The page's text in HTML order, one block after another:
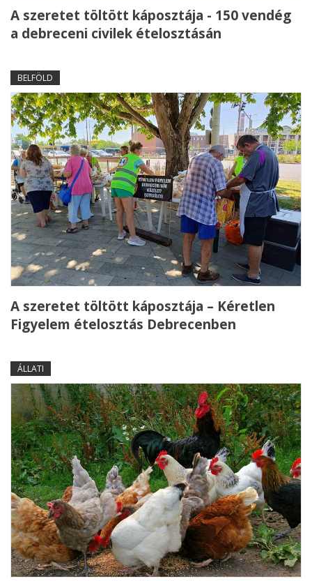
A szeretet töltött káposztája - 150 vendég
a debreceni civilek ételosztásán
BELFÖLD
A szeretet töltött káposztája – Kéretlen
Figyelem ételosztás Debrecenben
ÁLLATI